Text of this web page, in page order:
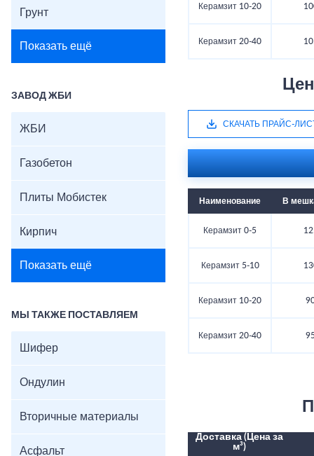
Грунт
Показать ещё
ЗАВОД ЖБИ
ЖБИ
Газобетон
Плиты Мобистек
Кирпич
Показать ещё
МЫ ТАКЖЕ ПОСТАВЛЯЕМ
Шифер
Ондулин
Вторичные материалы
Асфальт
Керамзит 10-20
Керамзит 20-40
СКАЧАТЬ ПРАЙС-
Наименование В
Керамзит 0-5
Керамзит 5-10
Керамзит 10-20
Керамзит 20-40
Доставка (Цена за
м³)